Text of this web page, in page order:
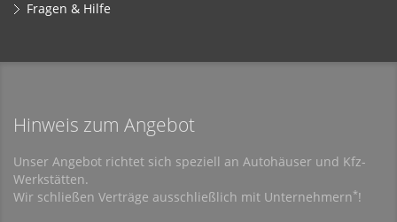
Fragen & Hilfe
Hinweis zum Angebot
Unser Angebot richtet sich speziell an Autohäuser und Kfz-
Werkstätten.
Wir schließen Verträge ausschließlich mit Unternehmern*!